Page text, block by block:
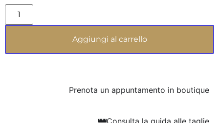
capace di sublimare l’essenza di chi lo indossa
con un tocco di magia. L’armonia tra l’oro bianco
cuore, rispecchiando l’anima audace e raffinata
di una regina moderna.
Aggiungi al carrello
Prenota un appuntamento in boutique
Consulta la guida alle taglie